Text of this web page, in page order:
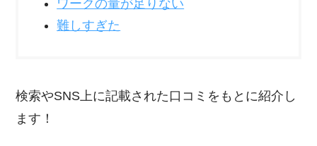
ワークの量が足りない
難しすぎた
検索やSNS上に記載された口コミをもとに紹介し
ます！